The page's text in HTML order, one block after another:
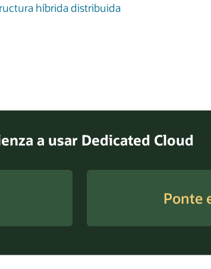
híbrida distribuida
a usar Dedicated Cloud
Ponte